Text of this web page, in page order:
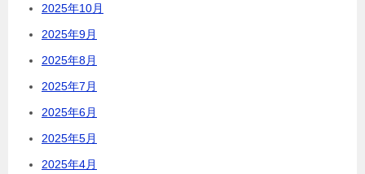
2025年10月
2025年9月
2025年8月
2025年7月
2025年6月
2025年5月
2025年4月